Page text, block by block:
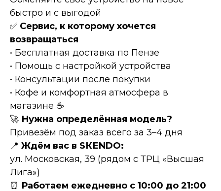
быстро и с выгодой
✅ Сервис, к которому хочется
возвращаться
• Бесплатная доставка по Пензе
• Помощь с настройкой устройства
• Консультации после покупки
• Кофе и комфортная атмосфера в
магазине ☕
🚀 Нужна определённая модель?
Привезём под заказ всего за 3–4 дня
📍 Ждём вас в SКЕNDО:
ул. Московская, 39 (рядом с ТРЦ «Высшая
Лига»)
⏰ Работаем ежедневно с 10:00 до 21:00